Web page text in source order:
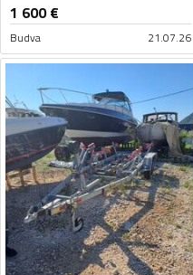
1 600€
Budva 21.07.26